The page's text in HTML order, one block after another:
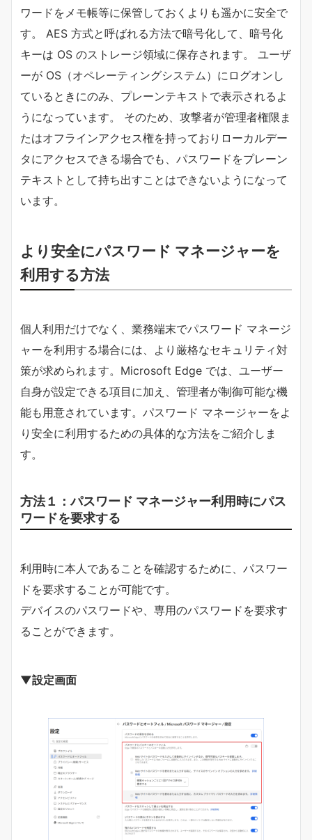
ワードをメモ帳等に保管しておくよりも遥かに安全で
す。 AES 方式と呼ばれる方法で暗号化して、暗号化
キーは OS のストレージ領域に保存されます。 ユーザ
ーが OS（オペレーティングシステム）にログオンし
ているときにのみ、プレーンテキストで表示されるよ
うになっています。 そのため、攻撃者が管理者権限ま
たはオフラインアクセス権を持っておりローカルデー
タにアクセスできる場合でも、パスワードをプレーン
テキストとして持ち出すことはできないようになって
います。​
​より安全にパスワード マネージャーを
利用する方法
個人利用だけでなく、業務端末でパスワード マネージ
ャーを利用する場合には、より厳格なセキュリティ対
策が求められます。Microsoft Edge では、ユーザー
自身が設定できる項目に加え、管理者が制御可能な機
能も用意されています。パスワード マネージャーをよ
り安全に利用するための具体的な方法をご紹介しま
す。
方法１：パスワード マネージャー利用時にパス
ワードを要求する
利用時に本人であることを確認するために、パスワー
ドを要求することが可能です。​
デバイスのパスワードや、専用のパスワードを要求す
ることができます。
▼設定画面